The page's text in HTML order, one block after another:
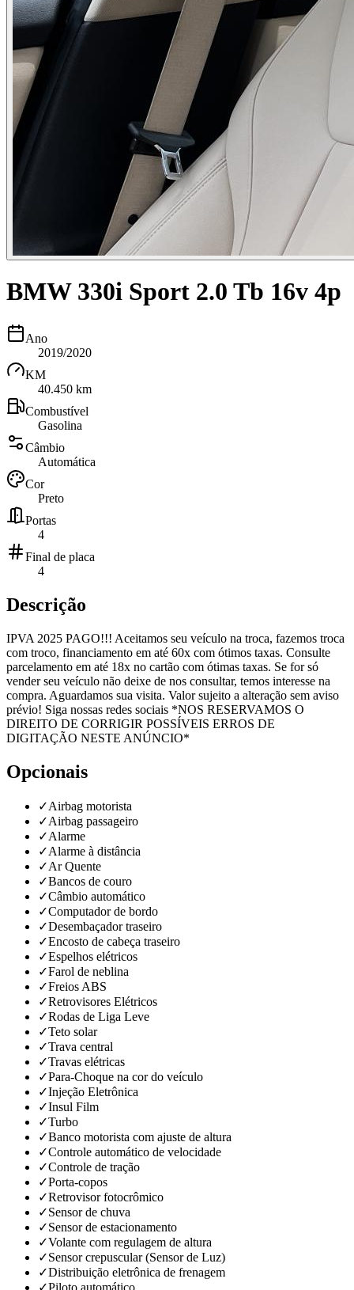
BMW 330i Sport 2.0 Tb 16v 4p
Ano
2019/2020
KM
40.450 km
Combustível
Gasolina
Câmbio
Automática
Cor
Preto
Portas
4
Final de placa
4
Descrição
IPVA 2025 PAGO!!! Aceitamos seu veículo na troca, fazemos troca
com troco, financiamento em até 60x com ótimos taxas. Consulte
parcelamento em até 18x no cartão com ótimas taxas. Se for só
vender seu veículo não deixe de nos consultar, temos interesse na
compra. Aguardamos sua visita. Valor sujeito a alteração sem aviso
prévio! Siga nossas redes sociais *NOS RESERVAMOS O
DIREITO DE CORRIGIR POSSÍVEIS ERROS DE
DIGITAÇÃO NESTE ANÚNCIO*
Opcionais
✓Airbag motorista
✓Airbag passageiro
✓Alarme
✓Alarme à distância
✓Ar Quente
✓Bancos de couro
✓Câmbio automático
✓Computador de bordo
✓Desembaçador traseiro
✓Encosto de cabeça traseiro
✓Espelhos elétricos
✓Farol de neblina
✓Freios ABS
✓Retrovisores Elétricos
✓Rodas de Liga Leve
✓Teto solar
✓Trava central
✓Travas elétricas
✓Para-Choque na cor do veículo
✓Injeção Eletrônica
✓Insul Film
✓Turbo
✓Banco motorista com ajuste de altura
✓Controle automático de velocidade
✓Controle de tração
✓Porta-copos
✓Retrovisor fotocrômico
✓Sensor de chuva
✓Sensor de estacionamento
✓Volante com regulagem de altura
✓Sensor crepuscular (Sensor de Luz)
✓Distribuição eletrônica de frenagem
✓Piloto automático